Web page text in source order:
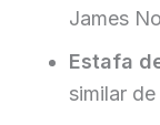
James
Estafa
similar